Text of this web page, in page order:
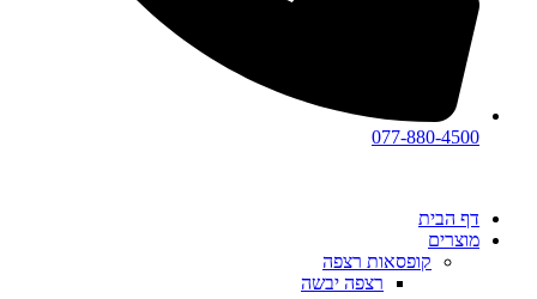
077-880-4500
דף הבית
מוצרים
קופסאות רצפה
רצפה יבשה